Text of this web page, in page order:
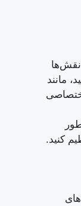
نقش‌ها
مانند
کنید.